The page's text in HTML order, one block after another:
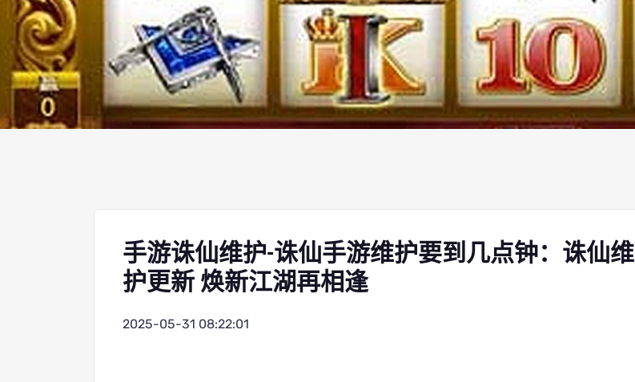
手游诛仙维护-诛仙手游维护要到几点钟：诛仙维
护更新 焕新江湖再相逢
2025-05-31 08:22:01